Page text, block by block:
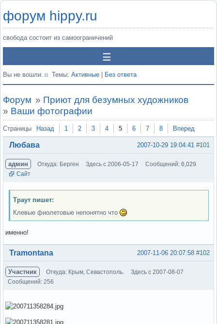
форум hippy.ru
свобода состоит из самоограничений
Вы не вошли. Темы: Активные Без ответа
Форум » Приют для безумных художников
» Ваши фотографии
Страницы Назад 1 2 3 4 5 6 7 8 Вперед
#101
2007-10-29 19:04:41
Любава
админ Откуда: Берген Здесь с 2006-05-17
Сообщений: 6,029
Сайт
Траут пишет:
Клевые фиолетовые непонятно что
именно!
Вне форума #102
2007-11-06 20:07:58
Tramontana
Участник Откуда: Крым, Севастополь.
Здесь с 2007-08-07
Сообщений: 256